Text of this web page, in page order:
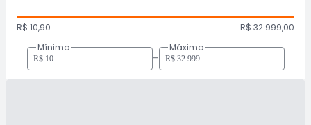
R$ 10,90
R$ 32.999,00
Mínimo
-
Máximo